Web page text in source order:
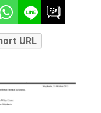
URL